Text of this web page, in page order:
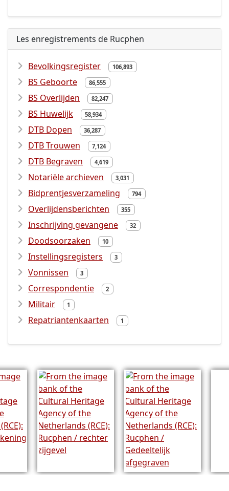
Les enregistrements de Rucphen
Bevolkingsregister 106,893
BS Geboorte 86,555
BS Overlijden 82,247
BS Huwelijk 58,934
DTB Dopen 36,287
DTB Trouwen 7,124
DTB Begraven 4,619
Notariële archieven 3,031
Bidprentjesverzameling 794
Overlijdensberichten 355
Inschrijving gevangene 32
Doodsoorzaken 10
Instellingsregisters 3
Vonnissen 3
Correspondentie 2
Militair 1
Repatriantenkaarten 1